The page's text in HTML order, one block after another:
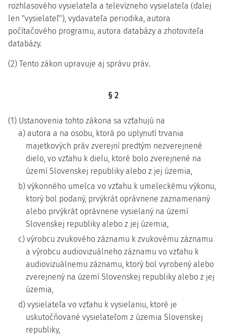
rozhlasového vysielateľa a televízneho vysielateľa (ďalej
len "vysielateľ"), vydavateľa periodika, autora
počítačového programu, autora databázy a zhotoviteľa
databázy.
(2) Tento zákon upravuje aj správu práv.
§ 2
(1) Ustanovenia tohto zákona sa vzťahujú na
a) autora a na osobu, ktorá po uplynutí trvania
majetkových práv zverejní predtým nezverejnené
dielo, vo vzťahu k dielu, ktoré bolo zverejnené na
území Slovenskej republiky alebo z jej územia,
b) výkonného umelca vo vzťahu k umeleckému výkonu,
ktorý bol podaný, prvýkrát oprávnene zaznamenaný
alebo prvýkrát oprávnene vysielaný na území
Slovenskej republiky alebo z jej územia,
c) výrobcu zvukového záznamu k zvukovému záznamu
a výrobcu audiovizuálneho záznamu vo vzťahu k
audiovizuálnemu záznamu, ktorý bol vyrobený alebo
zverejnený na území Slovenskej republiky alebo z jej
územia,
d) vysielateľa vo vzťahu k vysielaniu, ktoré je
uskutočňované vysielateľom z územia Slovenskej
republiky,